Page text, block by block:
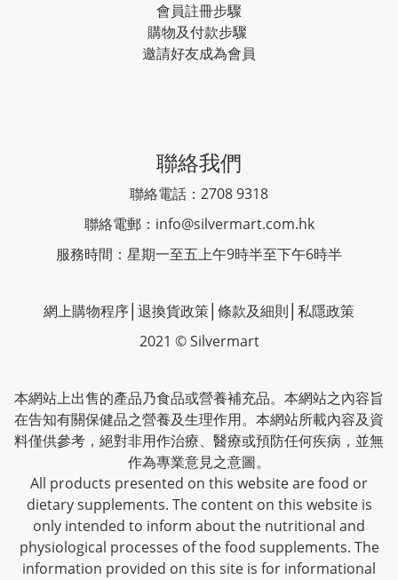
會員註冊步驟
購物及付款步驟
邀請好友成為會員
聯絡我們
聯絡電話：2708 9318
聯絡電郵： info@silvermart.com.hk
服務時間：星期一至五上午9時半至下午6時半
網上購物程序 退換貨政策 條款及細則 私隱政策
2021 © Silvermart
本網站上出售的產品乃食品或營養補充品。本網站之內容旨
在告知有關保健品之營養及生理作用。本網站所載內容及資
料僅供參考，絕對非用作治療、醫療或預防任何疾病，並無
作為專業意見之意圖。
All products presented on this website are food or
dietary supplements. The content on this website is
only intended to inform about the nutritional and
physiological processes of the food supplements. The
information provided on this site is for informational